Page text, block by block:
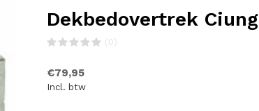
Dekbedovertrek
(0)
€79,95
Incl. btw